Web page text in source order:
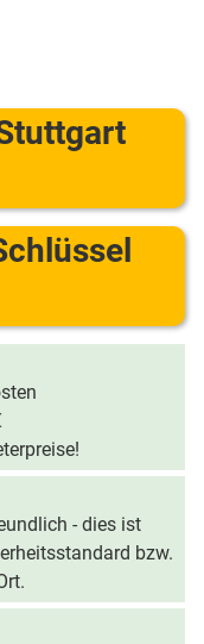
- dies ist
bzw.